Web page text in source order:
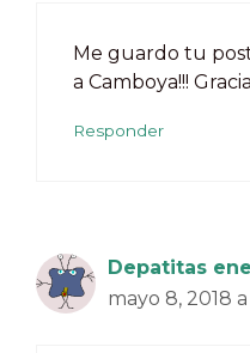
Me guardo tu
a Camboya!!!
Responder
Depatitas
mayo 8, 2018